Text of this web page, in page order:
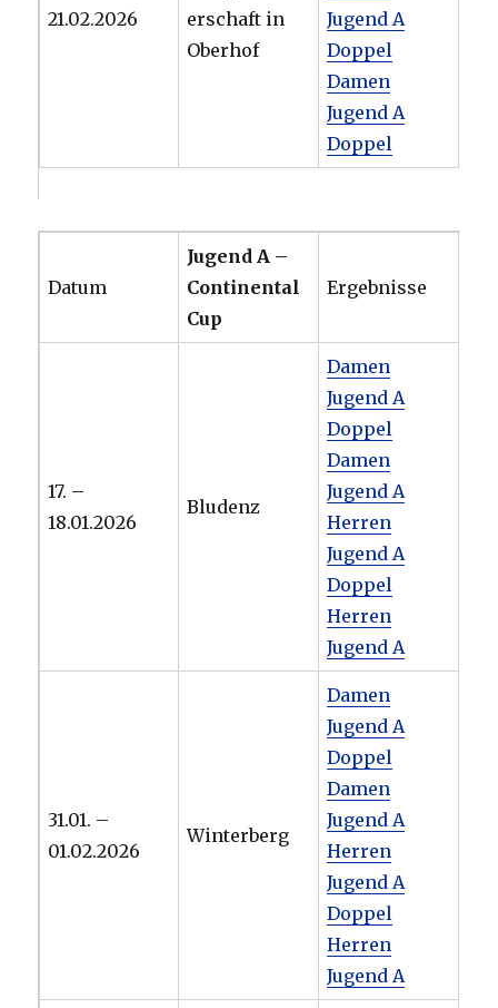
21.02.2026
erschaft in
Oberhof
Jugend A
Doppel
Damen
Jugend A
Doppel
Datum
Jugend A –
Continental
Cup
Ergebnisse
17. –
18.01.2026
Bludenz
Damen
Jugend A
Doppel
Damen
Jugend A
Herren
Jugend A
Doppel
Herren
Jugend A
31.01. –
01.02.2026
Winterberg
Damen
Jugend A
Doppel
Damen
Jugend A
Herren
Jugend A
Doppel
Herren
Jugend A